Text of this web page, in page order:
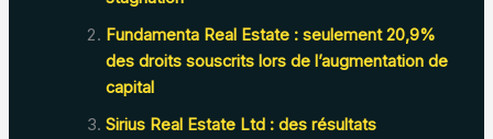
Fundamenta Real Estate : seulement 20,9%
des droits souscrits lors de l’augmentation de
capital
Sirius Real Estate Ltd : des résultats